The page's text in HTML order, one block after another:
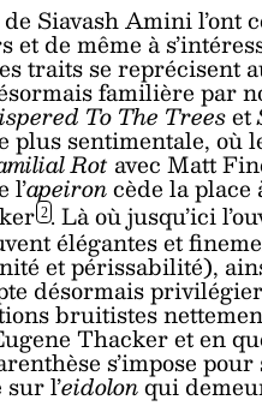
Siavash Amini
de même à
traits se reprécisent
familière par
To The Treeset
sentimentale, où
Rot avec Matt
l’apeironcède la
2. Là où jusqu’ici
élégantes et
et périssabilité),
désormais
bruitistes
Thacker et en
s’impose
l’eidolonqui